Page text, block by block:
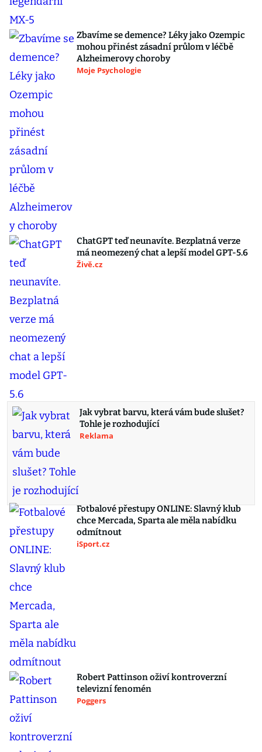
Zbavíme se demence? Léky jako Ozempic
mohou přinést zásadní průlom v léčbě
Alzheimerovy choroby
Moje Psychologie
ChatGPT teď neunavíte. Bezplatná verze
má neomezený chat a lepší model GPT-5.6
Živě.cz
Jak vybrat barvu, která vám bude slušet?
Tohle je rozhodující
Reklama
Fotbalové přestupy ONLINE: Slavný klub
chce Mercada, Sparta ale měla nabídku
odmítnout
iSport.cz
Robert Pattinson oživí kontroverzní
televizní fenomén
Poggers